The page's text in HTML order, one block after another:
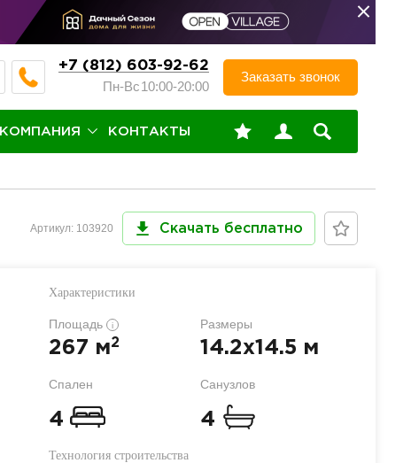
+7 (812) 603-92-62
Пн-Вс10:00-20:00
Заказать звонок
КОМПАНИЯ КОНТАКТЫ
Артикул: 103920 Скачать бесплатно
Характеристики
Площадь i
267 м2
Размеры
14.2x14.5 м
Спален
4
Санузлов
4
Технология строительства